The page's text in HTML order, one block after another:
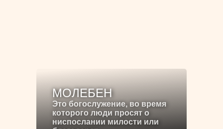
МОЛЕБЕН
Это богослужение, во время
которого люди просят о
ниспослании милости или